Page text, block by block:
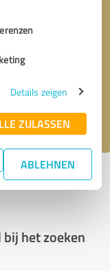
Details zeigen
ZULASSEN
ABLEHNEN
20.07.2020
Verslag
het zoeken